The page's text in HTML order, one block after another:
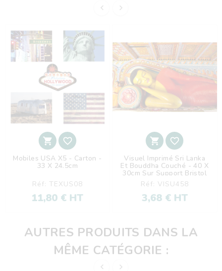
 
 
Mobiles USA X5 - Carton -
33 X 24.5cm
Réf: TEXUS08
11,80 € HT
 
Visuel Imprimé Sri Lanka
Et Bouddha Couché - 40 X
30cm Sur Support Bristol
350 Gr
Réf: VISU458
3,68 € HT
AUTRES PRODUITS DANS LA
MÊME CATÉGORIE :
 